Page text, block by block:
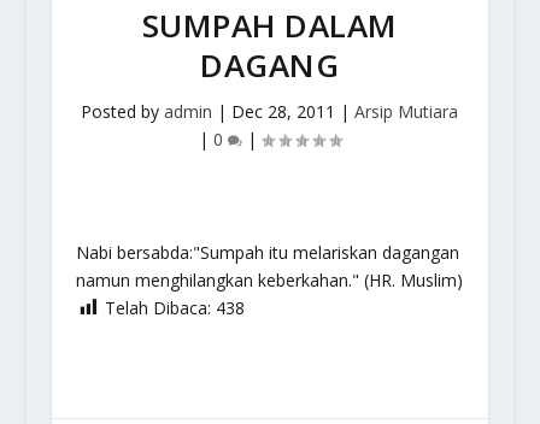
SUMPAH DALAM
DAGANG
Posted byadmin | Dec 28, 2011 |Arsip Mutiara
| 0 |
Nabi bersabda:"Sumpah itu melariskan dagangan
namun menghilangkan keberkahan." (HR. Muslim)
Telah Dibaca: 438